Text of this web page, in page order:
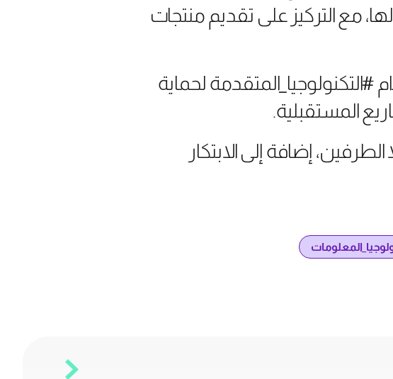
مع التركيز على تقديم منتجات
لحماية
المستقبلية.
إضافة إلى الابتكار